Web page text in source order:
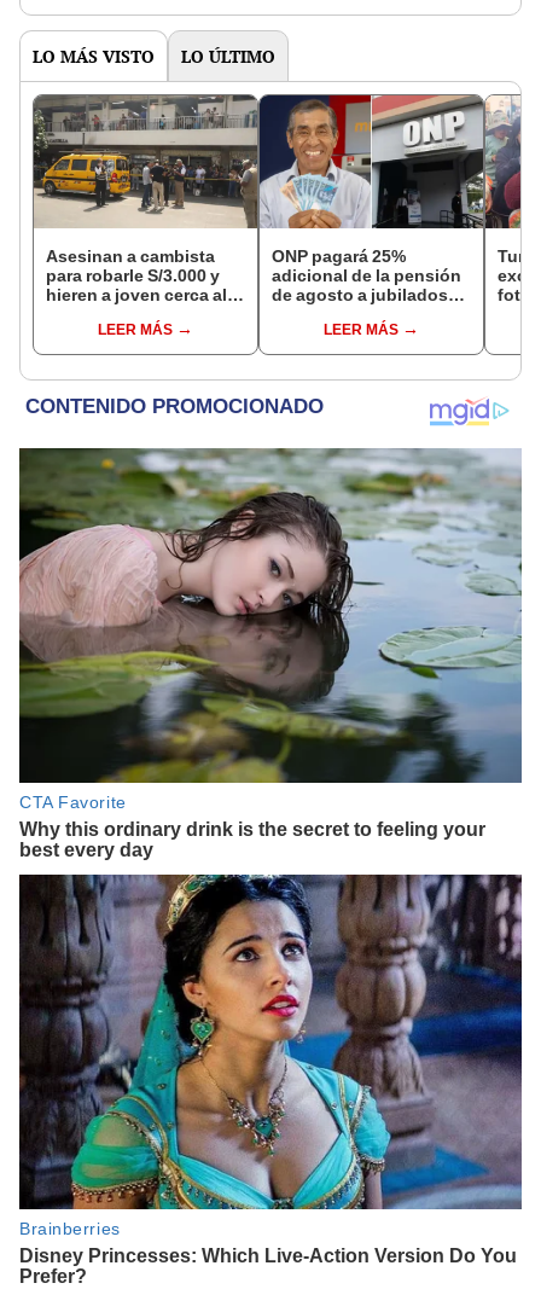
LO MÁS VISTO LO ÚLTIMO
Asesinan a cambista
para robarle S/3.000 y
hieren a joven cerca al
CercadoLEER MÁS
ONP pagará 25%
adicional de la pensión
de agosto a jubilados
requisito: ¿cómo saber
si soy beneficiario?
LEER MÁS